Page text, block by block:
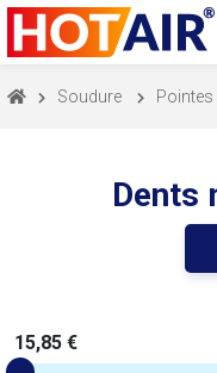
Soudure Pointes
Dents
15,85 €